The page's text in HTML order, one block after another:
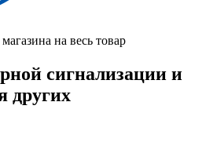
на весь товар
сигнализации и
других